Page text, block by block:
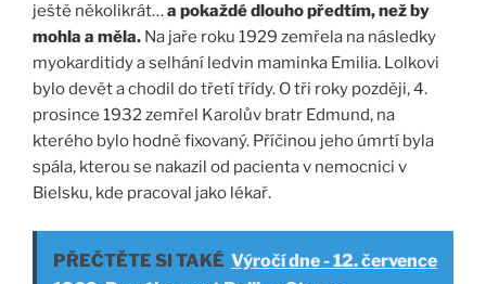
ještě několikrát…a pokaždé dlouho předtím, než by
mohla a měla. Na jaře roku 1929 zemřela na následky
myokarditidy a selhání ledvin maminka Emilia. Lolkovi
bylo devět a chodil do třetí třídy. O tři roky později, 4.
prosince 1932 zemřel Karolův bratr Edmund, na
kterého bylo hodně fixovaný. Příčinou jeho úmrtí byla
spála, kterou se nakazil od pacienta v nemocnici v
Bielsku, kde pracoval jako lékař.
PŘEČTĚTE SI TAKÉ Výročí dne - 12. července